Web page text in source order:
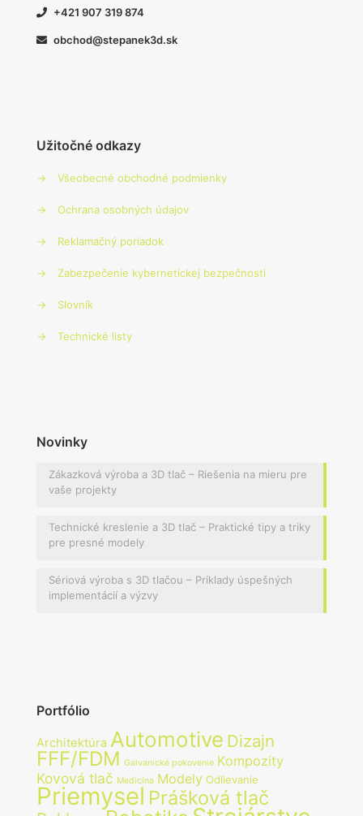
+421 907 319 874
obchod@stepanek3d.sk
Užitočné odkazy
→ Všeobecné obchodné podmienky
→ Ochrana osobných údajov
→ Reklamačný poriadok
→ Zabezpečenie kybernetickej bezpečnosti
→ Slovník
→ Technické listy
Novinky
Zákazková výroba a 3D tlač – Riešenia na mieru pre
vaše projekty
Technické kreslenie a 3D tlač – Praktické tipy a triky
pre presné modely
Sériová výroba s 3D tlačou – Príklady úspešných
implementácií a výzvy
Portfólio
Architektúra Automotive Dizajn
FFF/FDM Galvanické pokovenie Kompozity
Kovová tlač Medicína Modely Odlievanie
Priemysel Prášková tlač